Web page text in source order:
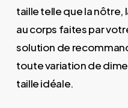
taille telle que la nôtre,
au corps faites par
solution de
toute variation de
taille idéale.